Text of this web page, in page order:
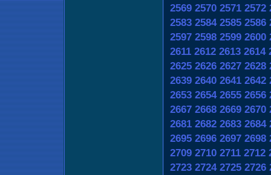
2569 2570 2571 2572
2583 2584 2585 2586
2597 2598 2599 2600
2611 2612 2613 2614
2625 2626 2627 2628
2639 2640 2641 2642
2653 2654 2655 2656
2667 2668 2669 2670
2681 2682 2683 2684
2695 2696 2697 2698
2709 2710 2711 2712
2723 2724 2725 2726